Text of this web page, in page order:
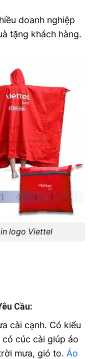
doanh nghiệp
tặng khách hàng.
logo Viettel
Cầu:
cài cạnh. Có kiểu
cúc cài giúp áo
mưa, gió to. Áo